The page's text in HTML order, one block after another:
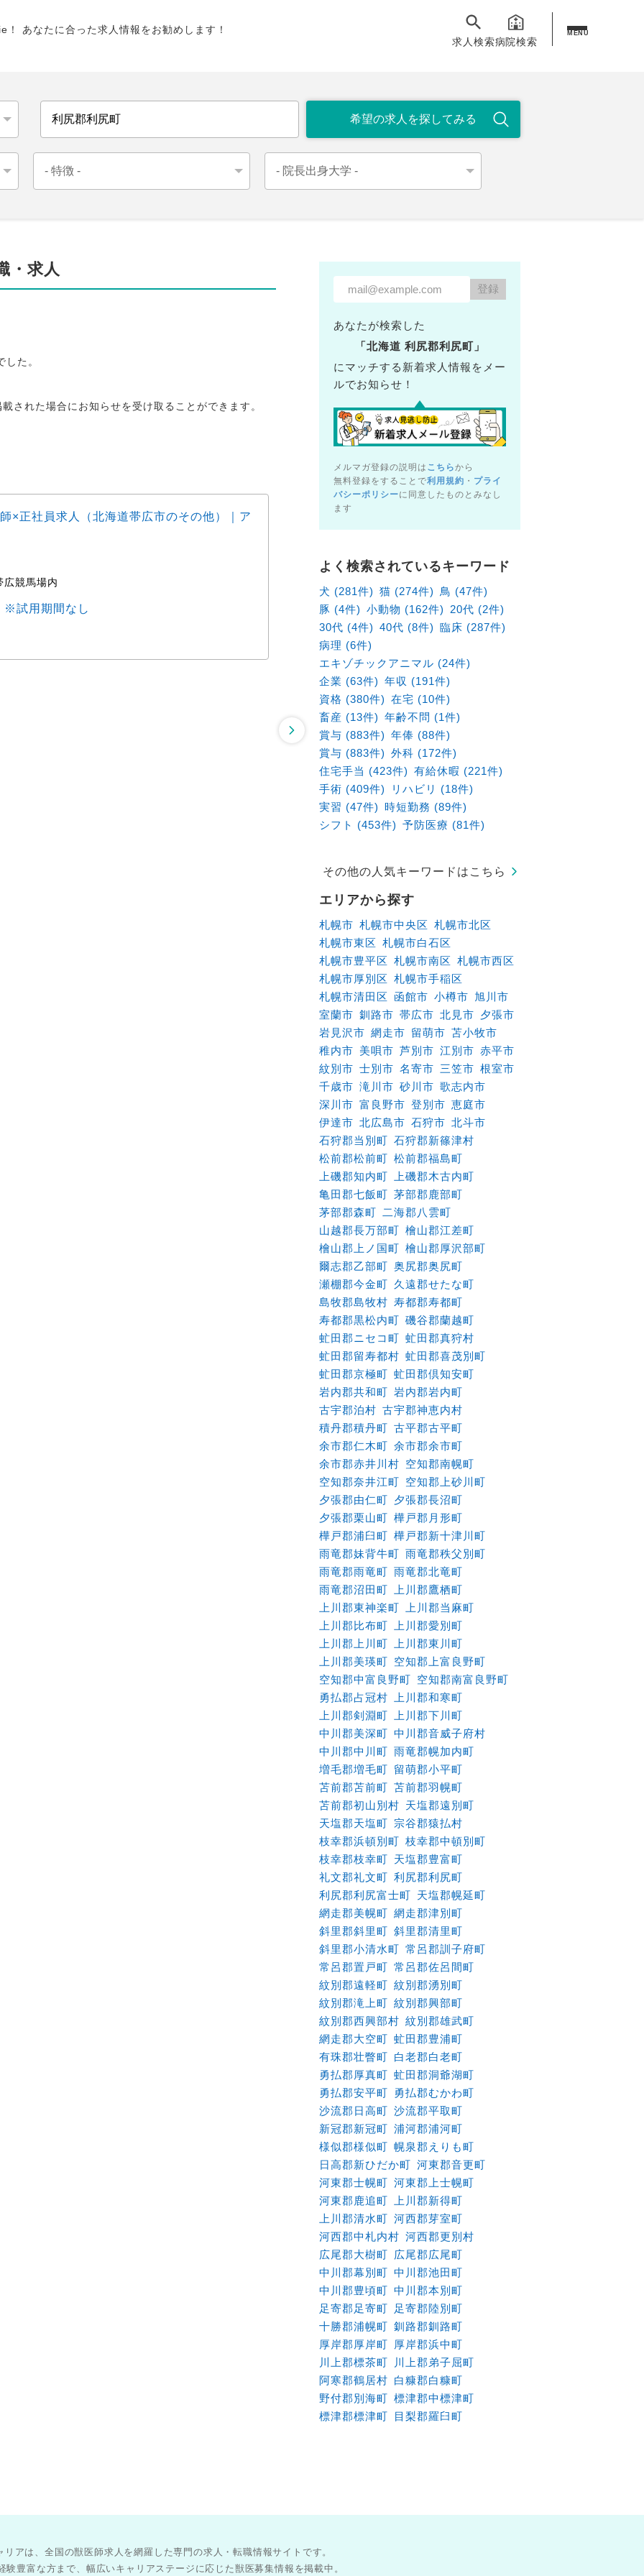
！ あなたに合った求人情報をお勧めします！
求人検索病院検索
MENU
・求人
た。
された場合にお知らせを受け取ることができます。
×正社員求人（北海道帯広市のその他）｜ア
競馬場内
※試用期間なし
動物病院（北海道札幌市東区）の獣医師×アルバイト・パート
北海道札幌市東区
時給1,880円～
あなたが検索した
「北海道 利尻郡利尻町」
にマッチする新着求人情報をメー
ルでお知らせ！
メルマガ登録の説明は こちらから
無料登録をすることで利用規約 ・ プライ
バシーポリシーに同意したものとみなし
ます
よく検索されているキーワード
犬 (281件) 猫 (274件)
鳥 (47件)
豚 (4件) 小動物 (162件)
20代 (2件)
30代 (4件) 40代 (8件) 臨床 (287件)
病理 (6件)
エキゾチックアニマル (24件)
企業 (63件) 年収 (191件)
資格 (380件) 在宅 (10件)
畜産 (13件) 年齢不問 (1件)
賞与 (883件) 年俸 (88件)
賞与 (883件) 外科 (172件)
住宅手当 (423件) 有給休暇 (221件)
手術 (409件)
リハビリ (18件)
実習 (47件) 時短勤務 (89件)
シフト (453件) 予防医療 (81件)
その他の人気キーワードはこちら
エリアから探す
札幌市 札幌市中央区 札幌市北区
札幌市東区 札幌市白石区
札幌市豊平区 札幌市南区 札幌市西区
札幌市厚別区 札幌市手稲区
札幌市清田区
函館市 小樽市 旭川市
室蘭市 釧路市 帯広市 北見市 夕張市
岩見沢市 網走市 留萌市 苫小牧市
稚内市 美唄市 芦別市 江別市 赤平市
紋別市 士別市 名寄市 三笠市 根室市
千歳市 滝川市 砂川市 歌志内市
深川市 富良野市 登別市 恵庭市
伊達市 北広島市 石狩市 北斗市
石狩郡当別町 石狩郡新篠津村
松前郡松前町 松前郡福島町
上磯郡知内町
上磯郡木古内町
亀田郡七飯町 茅部郡鹿部町
茅部郡森町
二海郡八雲町
山越郡長万部町 檜山郡江差町
檜山郡上ノ国町 檜山郡厚沢部町
爾志郡乙部町 奥尻郡奥尻町
瀬棚郡今金町 久遠郡せたな町
島牧郡島牧村 寿都郡寿都町
寿都郡黒松内町 磯谷郡蘭越町
虻田郡ニセコ町 虻田郡真狩村
虻田郡留寿都村 虻田郡喜茂別町
虻田郡京極町 虻田郡倶知安町
岩内郡共和町 岩内郡岩内町
古宇郡泊村 古宇郡神恵内村
積丹郡積丹町 古平郡古平町
余市郡仁木町 余市郡余市町
余市郡赤井川村 空知郡南幌町
空知郡奈井江町 空知郡上砂川町
夕張郡由仁町 夕張郡長沼町
夕張郡栗山町 樺戸郡月形町
樺戸郡浦臼町 樺戸郡新十津川町
雨竜郡妹背牛町 雨竜郡秩父別町
雨竜郡雨竜町 雨竜郡北竜町
雨竜郡沼田町
上川郡鷹栖町
上川郡東神楽町
上川郡当麻町
上川郡比布町
上川郡愛別町
上川郡上川町
上川郡東川町
上川郡美瑛町 空知郡上富良野町
空知郡中富良野町 空知郡南富良野町
勇払郡占冠村
上川郡和寒町
上川郡剣淵町
上川郡下川町
中川郡美深町 中川郡音威子府村
中川郡中川町 雨竜郡幌加内町
増毛郡増毛町 留萌郡小平町
苫前郡苫前町 苫前郡羽幌町
苫前郡初山別村 天塩郡遠別町
天塩郡天塩町 宗谷郡猿払村
枝幸郡浜頓別町 枝幸郡中頓別町
枝幸郡枝幸町 天塩郡豊富町
礼文郡礼文町 利尻郡利尻町
利尻郡利尻富士町 天塩郡幌延町
網走郡美幌町 網走郡津別町
斜里郡斜里町 斜里郡清里町
斜里郡小清水町 常呂郡訓子府町
常呂郡置戸町 常呂郡佐呂間町
紋別郡遠軽町 紋別郡湧別町
紋別郡滝上町 紋別郡興部町
紋別郡西興部村 紋別郡雄武町
網走郡大空町 虻田郡豊浦町
有珠郡壮瞥町 白老郡白老町
勇払郡厚真町 虻田郡洞爺湖町
勇払郡安平町
勇払郡むかわ町
沙流郡日高町 沙流郡平取町
新冠郡新冠町 浦河郡浦河町
様似郡様似町 幌泉郡えりも町
日高郡新ひだか町 河東郡音更町
河東郡士幌町 河東郡上士幌町
河東郡鹿追町
上川郡新得町
上川郡清水町 河西郡芽室町
河西郡中札内村 河西郡更別村
広尾郡大樹町 広尾郡広尾町
中川郡幕別町 中川郡池田町
中川郡豊頃町 中川郡本別町
足寄郡足寄町
足寄郡陸別町
十勝郡浦幌町 釧路郡釧路町
厚岸郡厚岸町
厚岸郡浜中町
川上郡標茶町
川上郡弟子屈町
阿寒郡鶴居村 白糠郡白糠町
野付郡別海町 標津郡中標津町
標津郡標津町
目梨郡羅臼町
アは、全国の獣医師求人を網羅した専門の求人・転職情報サイトです。
験豊富な方まで、幅広いキャリアステージに応じた獣医募集情報を掲載中。